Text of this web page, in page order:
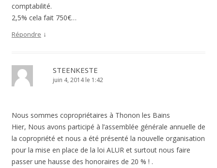
comptabilité.
2,5% cela fait 750€…
Répondre ↓
STEENKESTE
juin 4, 2014 le 1:42
Nous sommes copropriétaires à Thonon les Bains
Hier, Nous avons participé à l’assemblée générale annuelle de
la copropriété et nous a été présenté la nouvelle organisation
pour la mise en place de la loi ALUR et surtout nous faire
passer une hausse des honoraires de 20 % ! .